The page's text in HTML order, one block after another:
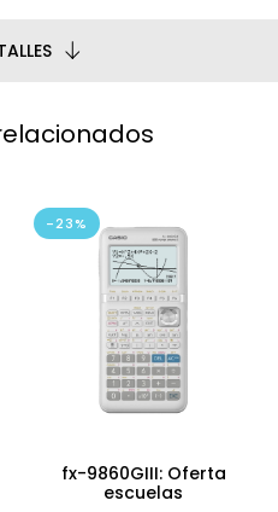
-23%
fx-9860GIII: Oferta
escuelas